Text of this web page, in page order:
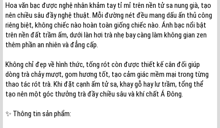
Hoa văn bạc được nghệ nhân khảm tay tỉ mỉ trên nền tử sa nung già, tạo
nên chiều sâu đầy nghệ thuật. Mỗi đường nét đều mang dấu ấn thủ công
riêng biệt, không chiếc nào hoàn toàn giống chiếc nào. Ánh bạc nổi bật
trên nền đất trầm ấm, dưới làn hơi trà nhẹ bay càng làm không gian zen
thêm phần an nhiên và đẳng cấp.
Không chỉ đẹp về hình thức, tống rót còn được thiết kế cân đối giúp
dòng trà chảy mượt, gom hương tốt, tạo cảm giác mềm mại trong từng
thao tác rót trà. Khi đặt cạnh ấm tử sa, khay gỗ hay lư trầm, tổng thể
tạo nên một góc thưởng trà đầy chiều sâu và khí chất Á Đông.
✨ Thông tin sản phẩm: